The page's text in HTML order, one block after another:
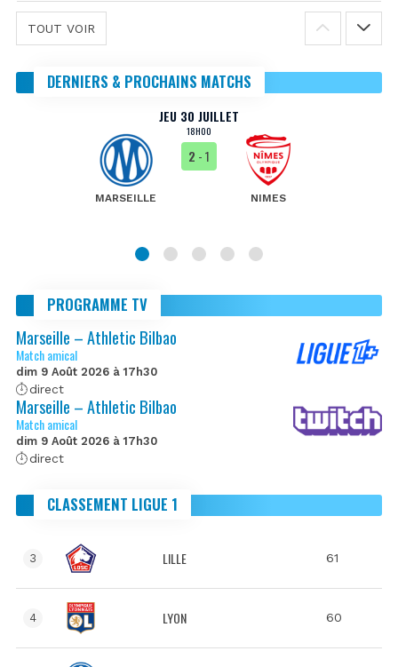
TOUT VOIR
DERNIERS & PROCHAINS MATCHS
JEU 30 JUILLET
18H00
MARSEILLE
2 - 1
NIMES
PROGRAMME TV
Marseille – Athletic Bilbao
Match amical
dim 9 Août 2026 à 17h30
direct
Marseille – Athletic Bilbao
Match amical
dim 9 Août 2026 à 17h30
direct
CLASSEMENT LIGUE 1
3 LILLE 61
4 LYON 60